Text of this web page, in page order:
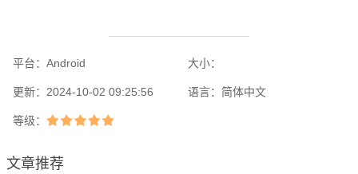
平台： Android 大小：
更新： 2024-10-02 09:25:56 语言： 简体中文
等级：
文章推荐